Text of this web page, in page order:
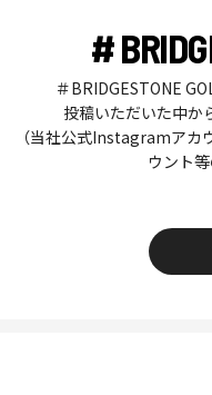
#
＃BRIDGESTONE
投稿いただいた中か
（当社公式Instagramア
ウント